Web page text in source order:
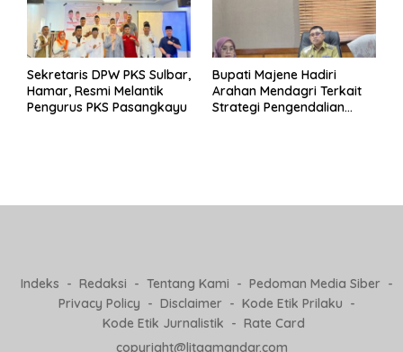
Sekretaris DPW PKS Sulbar,
Hamar, Resmi Melantik
Pengurus PKS Pasangkayu
Bupati Majene Hadiri
Arahan Mendagri Terkait
Strategi Pengendalian
Indeks Redaksi Tentang Kami
Pedoman Media Siber
Privacy Policy
Disclaimer
Kode Etik Prilaku
Kode Etik Jurnalistik
Rate Card
copyright@litaqmandar.com